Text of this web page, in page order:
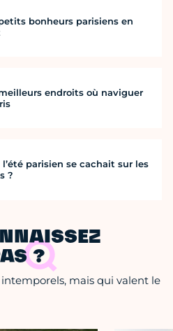
bonheurs parisiens en
endroits où naviguer
l’été parisien se cachait sur les
?
?
mais qui valent le